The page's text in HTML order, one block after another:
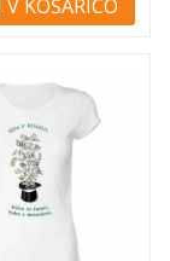
V KOŠARICO